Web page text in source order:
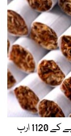
سینیٹ کمیٹی کا ایف بی آر سے تمباکو شعبے کے 1120 ارب